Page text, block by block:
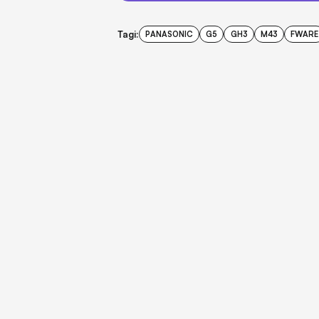
Tagi: PANASONIC G5 GH3 M43 FWARE